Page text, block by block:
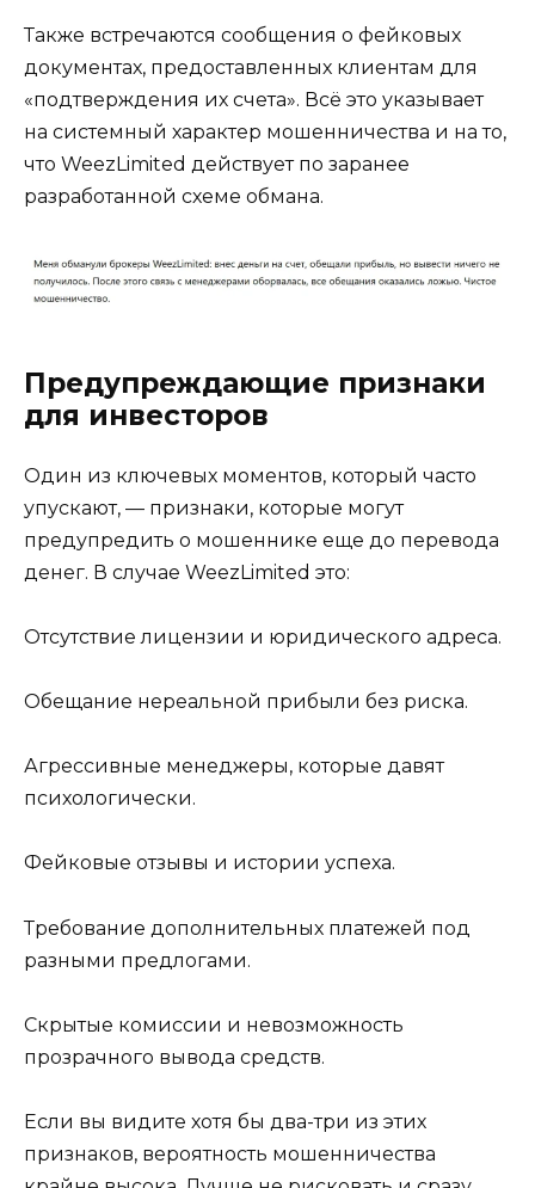
Также встречаются сообщения о фейковых
документах, предоставленных клиентам для
«подтверждения их счета». Всё это указывает
на системный характер мошенничества и на то,
что WeezLimited действует по заранее
разработанной схеме обмана.
Предупреждающие признаки
для инвесторов
Один из ключевых моментов, который часто
упускают, — признаки, которые могут
предупредить о мошеннике еще до перевода
денег. В случае WeezLimited это:
Отсутствие лицензии и юридического адреса.
Обещание нереальной прибыли без риска.
Агрессивные менеджеры, которые давят
психологически.
Фейковые отзывы и истории успеха.
Требование дополнительных платежей под
разными предлогами.
Скрытые комиссии и невозможность
прозрачного вывода средств.
Если вы видите хотя бы два-три из этих
признаков, вероятность мошенничества